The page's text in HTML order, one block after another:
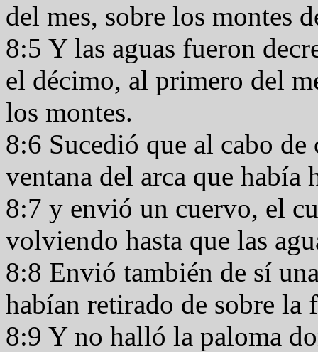
del mes, sobre los montes
8:5 Y las aguas fueron
el décimo, al primero del
los montes.
8:6 Sucedió que al cabo
ventana del arca que había
8:7 y envió un cuervo, el
volviendo hasta que las
8:8 Envió también de sí
habían retirado de sobre la
8:9 Y no halló la paloma